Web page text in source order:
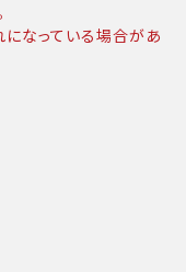
なっている場合があ